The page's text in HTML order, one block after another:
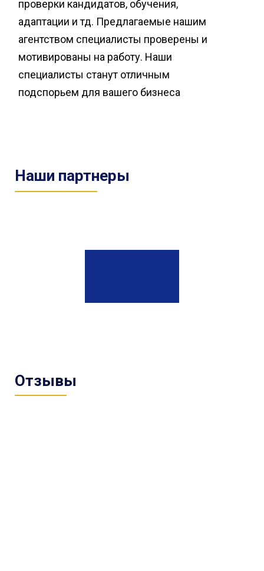
проверки кандидатов, обучения,
адаптации и тд. Предлагаемые нашим
агентством специалисты проверены и
мотивированы на работу. Наши
специалисты станут отличным
подспорьем для вашего бизнеса
Наши партнеры
Отзывы